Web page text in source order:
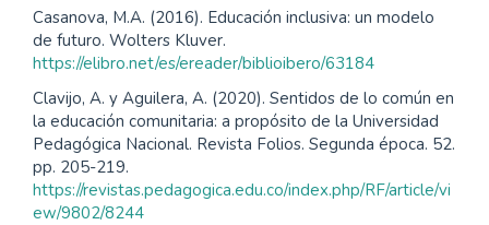
Casanova, M.A. (2016). Educación inclusiva: un modelo
de futuro. Wolters Kluver.
https://elibro.net/es/ereader/biblioibero/63184
Clavijo, A. y Aguilera, A. (2020). Sentidos de lo común en
la educación comunitaria: a propósito de la Universidad
Pedagógica Nacional. Revista Folios. Segunda época. 52.
pp. 205-219.
https://revistas.pedagogica.edu.co/index.php/RF/article/vi
ew/9802/8244